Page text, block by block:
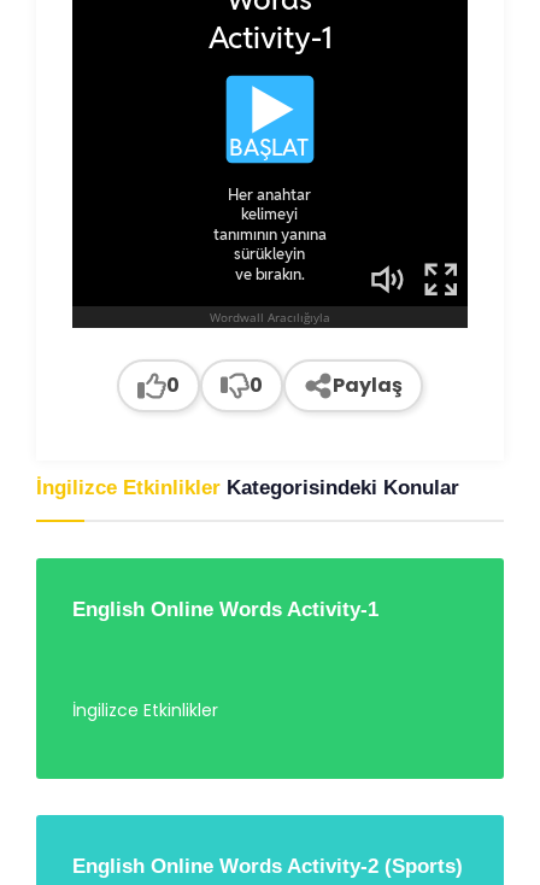
0 0 Paylaş
İngilizce Etkinlikler Kategorisindeki Konular
English Online Words Activity-1
İngilizce Etkinlikler
English Online Words Activity-2 (Sports)